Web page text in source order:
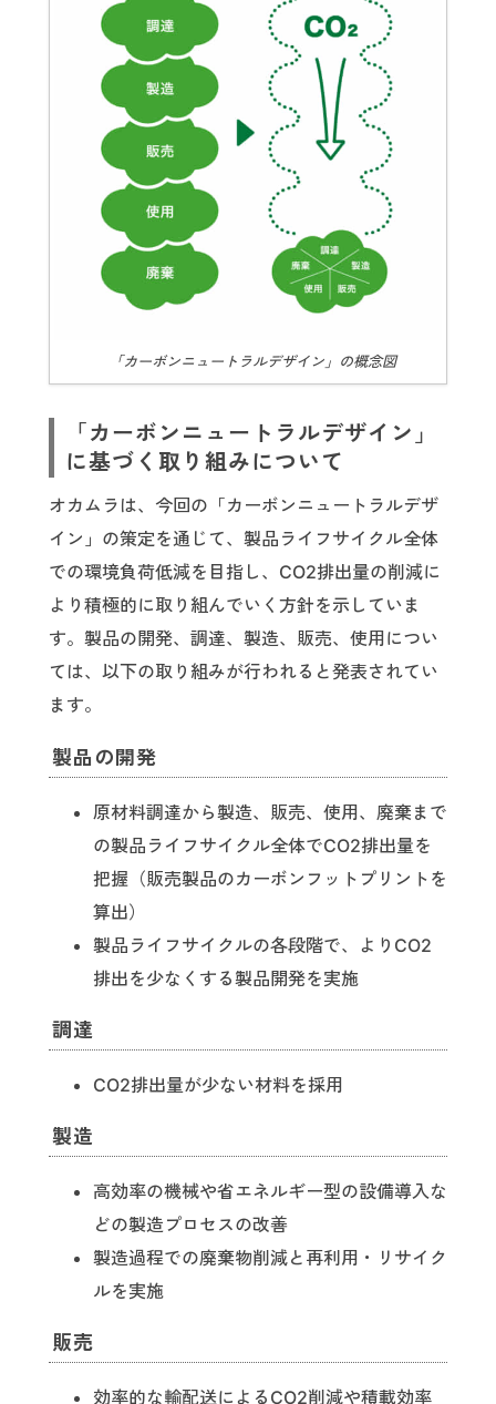
「カーボンニュートラルデザイン」の概念図
「カーボンニュートラルデザイン」
に基づく取り組みについて
オカムラは、今回の「カーボンニュートラルデザ
イン」の策定を通じて、製品ライフサイクル全体
での環境負荷低減を目指し、CO2排出量の削減に
より積極的に取り組んでいく方針を示していま
す。製品の開発、調達、製造、販売、使用につい
ては、以下の取り組みが行われると発表されてい
ます。
製品の開発
原材料調達から製造、販売、使用、廃棄まで
の製品ライフサイクル全体でCO2排出量を
把握（販売製品のカーボンフットプリントを
算出）
製品ライフサイクルの各段階で、よりCO2
排出を少なくする製品開発を実施
調達
CO2排出量が少ない材料を採用
製造
高効率の機械や省エネルギー型の設備導入な
どの製造プロセスの改善
製造過程での廃棄物削減と再利用・リサイク
ルを実施
販売
効率的な輸配送によるCO2削減や積載効率